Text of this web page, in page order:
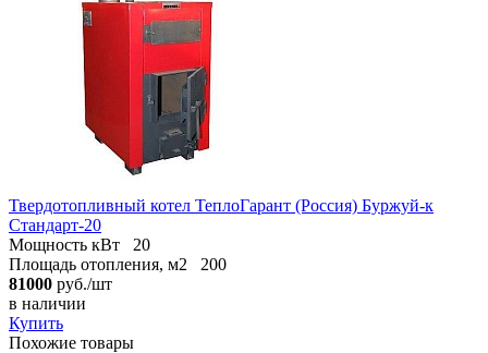
Твердотопливный котел ТеплоГарант (Россия) Буржуй-к
Стандарт-20
Мощность кВт
20
Площадь отопления, м2
200
81000 руб./шт
в наличии
Купить
Похожие товары